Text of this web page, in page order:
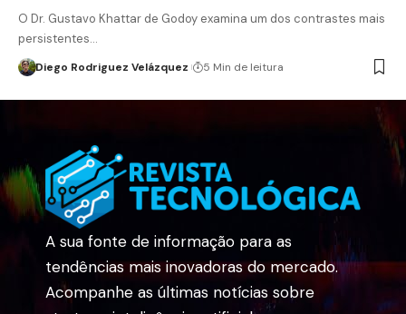
O Dr. Gustavo Khattar de Godoy examina um dos contrastes mais
persistentes…
Diego Rodriguez Velázquez 5 Min de leitura
A sua fonte de informação para as
tendências mais inovadoras do mercado.
Acompanhe as últimas notícias sobre